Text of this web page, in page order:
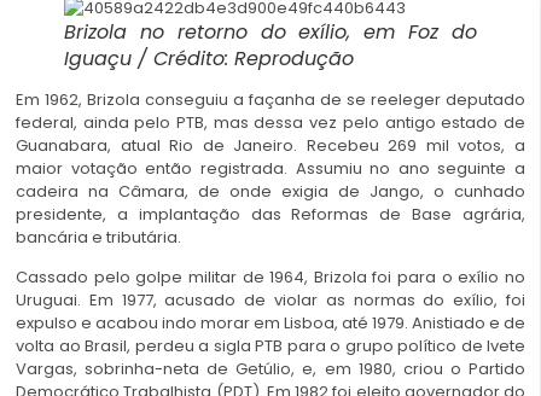
Brizola no retorno do exílio, em Foz do
Iguaçu / Crédito: Reprodução
Em 1962, Brizola conseguiu a façanha de se reeleger deputado
federal, ainda pelo PTB, mas dessa vez pelo antigo estado de
Guanabara, atual Rio de Janeiro. Recebeu 269 mil votos, a
maior votação então registrada. Assumiu no ano seguinte a
cadeira na Câmara, de onde exigia de Jango, o cunhado
presidente, a implantação das Reformas de Base agrária,
bancária e tributária.
Cassado pelo golpe militar de 1964, Brizola foi para o exílio no
Uruguai. Em 1977, acusado de violar as normas do exílio, foi
expulso e acabou indo morar em Lisboa, até 1979. Anistiado e de
volta ao Brasil, perdeu a sigla PTB para o grupo político de Ivete
Vargas, sobrinha-neta de Getúlio, e, em 1980, criou o Partido